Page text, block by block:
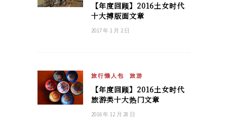
【年度回顾】2016土女时代
十大搏版面文章
2017 年 1 月 2 日
旅行懒人包 旅游
【年度回顾】2016土女时代
旅游类十大热门文章
2016 年 12 月 28 日